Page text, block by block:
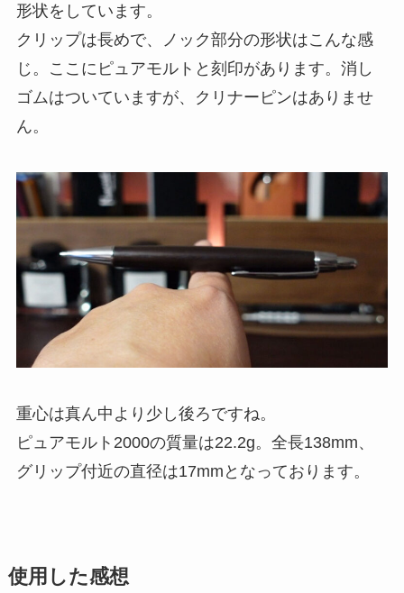
形状をしています。
クリップは長めで、ノック部分の形状はこんな感
じ。ここにピュアモルトと刻印があります。消し
ゴムはついていますが、クリナーピンはありませ
ん。
重心は真ん中より少し後ろですね。
ピュアモルト2000の質量は22.2g。全長138mm、
グリップ付近の直径は17mmとなっております。
使用した感想